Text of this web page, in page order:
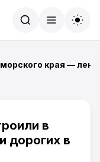
края —
в
дорогих в